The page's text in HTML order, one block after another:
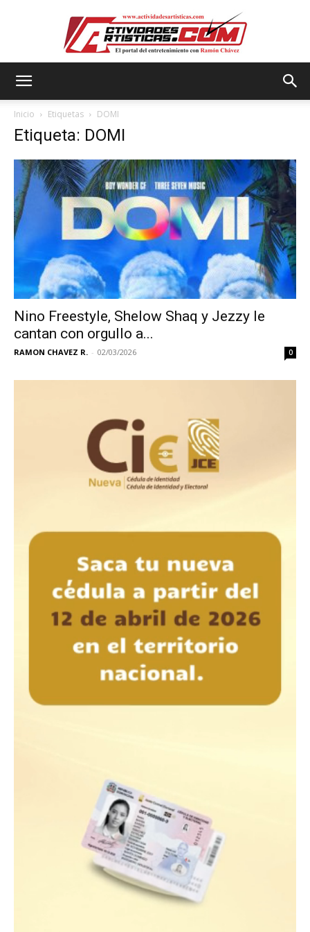
Inicio Etiquetas DOMI
Etiqueta: DOMI
Nino Freestyle, Shelow Shaq y Jezzy le
cantan con orgullo a...
RAMON CHAVEZ R. - 02/03/2026 0